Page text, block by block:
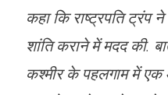
कहा कि राष्ट्रपति ट्रंप
शांति कराने में मदद की.
कश्मीर के पहलगाम में